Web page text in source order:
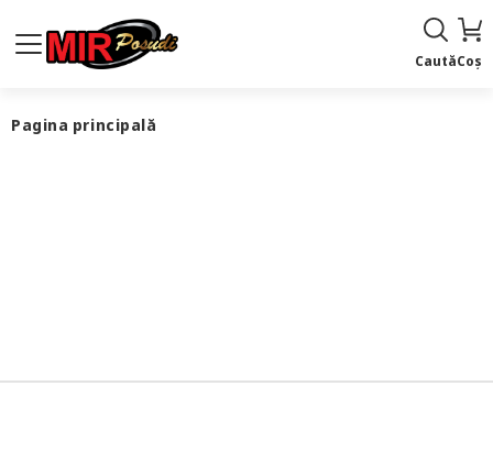
CautăCoș
Pagina principală